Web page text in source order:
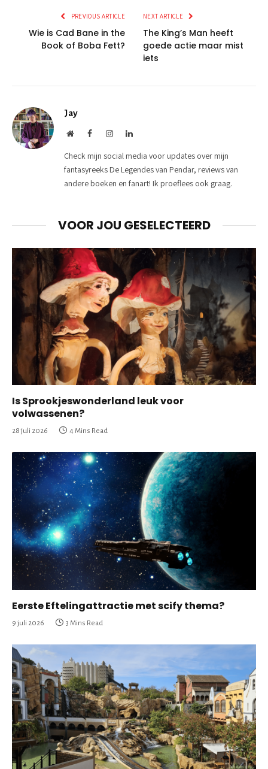
PREVIOUS ARTICLE
Wie is Cad Bane in the
Book of Boba Fett?
NEXT ARTICLE
The King’s Man heeft
goede actie maar mist
iets
Jay
WebsiteFacebookInstagramLinkedIn
Check mijn social media voor updates over mijn
fantasyreeks De Legendes van Pendar, reviews van
andere boeken en fanart! Ik proeflees ook graag.
VOOR JOU GESELECTEERD
Is Sprookjeswonderland leuk voor
volwassenen?
28 juli 2026 4 Mins Read
Eerste Eftelingattractie met scify thema?
9 juli 2026 3 Mins Read